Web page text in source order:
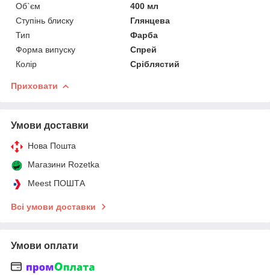
Об`єм
400 мл
Ступінь блиску
Глянцева
Тип
Фарба
Форма випуску
Спрей
Колір
Сріблястий
Приховати
Умови доставки
Нова Пошта
Магазини Rozetka
Meest ПОШТА
Всі умови доставки
Умови оплати